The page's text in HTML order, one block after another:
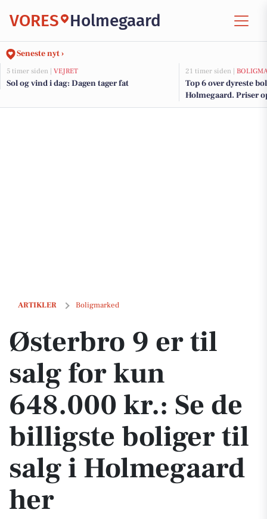
VORES Holmegaard
Seneste nyt ›
5 timer siden | VEJRET
Sol og vind i dag: Dagen tager fat
21 timer siden |
Top 6 over dyreste
Holmegaard. Priser
ARTIKLER Boligmarked
Østerbro 9 er til salg for kun 648.000 kr.: Se de billigste boliger til
Østerbro 9 er til
salg for kun
648.000 kr.: Se de
billigste boliger til
salg i Holmegaard
her